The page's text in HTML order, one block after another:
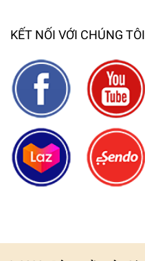
KẾT NỐI VỚI CHÚNG TÔI